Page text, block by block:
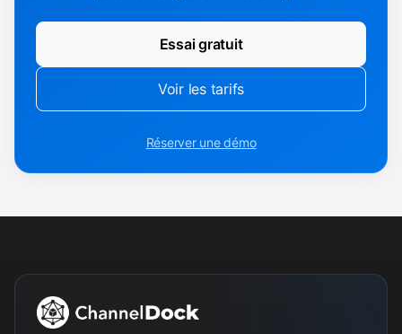
Essai gratuit
Voir les tarifs
Réserver une démo